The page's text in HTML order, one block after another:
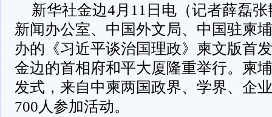
新华社金边4月11日电（记者薛磊
新闻办公室、中国外文局、中国驻柬
办的《习近平谈治国理政》柬文版首
金边的首相府和平大厦隆重举行。柬
发式，来自中柬两国政界、学界、企
700人参加活动。